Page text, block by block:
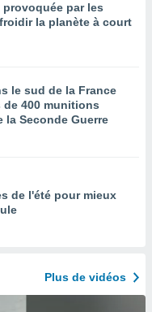
provoquée par les
la planète à court
le sud de la France
400 munitions
la Seconde Guerre
de l'été pour mieux
Plus de vidéos